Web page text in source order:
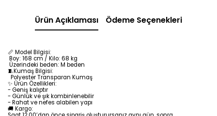
Boy: 168 cm / Kilo: 68 kg
Üzerindeki beden: M beden
🧵Kumaş Bilgisi:
Polyester Transparan
✨ Ürün Özellikleri:
- Geniş kalıptır
- Günlük ve şık kombinlenebilir
- Rahat ve nefes alabilen yapı
🚚 Kargo:
Saat 12.00’dan önce sipariş oluşturursanız aynı gün, sonra
oluşturursanız 1 iş günü için